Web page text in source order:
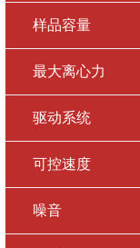
样品容量
最大离心力
驱动系统
可控速度
噪音